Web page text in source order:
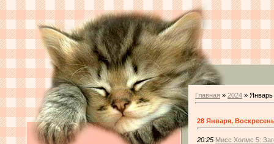
Главная » 2024 » Январь
28 Января,
20:25 Мисс Холмс 5: